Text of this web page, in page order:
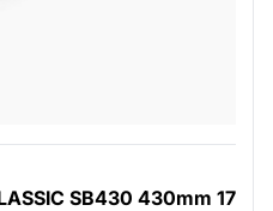
SB430 430mm 17